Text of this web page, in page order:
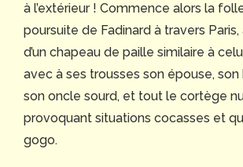
à l’extérieur ! Commence alors la
poursuite de Fadinard à travers
d’un chapeau de paille similaire à
avec à ses trousses son épouse,
son oncle sourd, et tout le cortège
provoquant situations cocasses et
gogo.